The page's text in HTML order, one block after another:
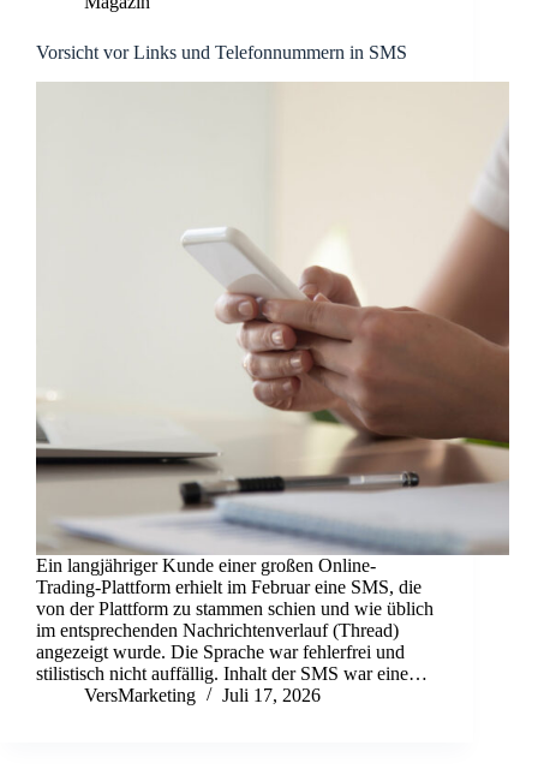
Vorsicht vor Links und Telefonnummern in SMS
Ein langjähriger Kunde einer großen Online-
Trading-Plattform erhielt im Februar eine SMS, die
von der Plattform zu stammen schien und wie üblich
im entsprechenden Nachrichtenverlauf (Thread)
angezeigt wurde. Die Sprache war fehlerfrei und
stilistisch nicht auffällig. Inhalt der SMS war eine…
VersMarketing
Juli 17, 2026